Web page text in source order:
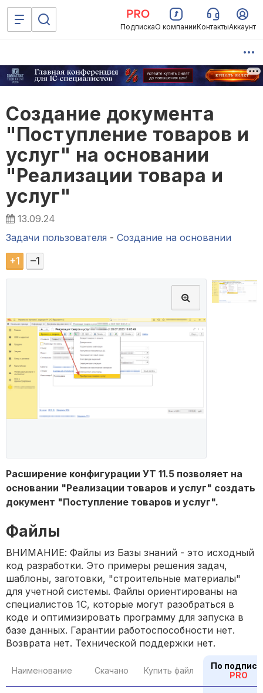
ПодпискаО компанииКонтактыАккаунт
Создание документа
"Поступление товаров и
услуг" на основании
"Реализации товара и
услуг"
13.09.24
Задачи пользователя - Создание на основании
+1 –1
Расширение конфигурации УТ 11.5 позволяет на
основании "Реализации товаров и услуг" создать
документ "Поступление товаров и услуг".
Файлы
ВНИМАНИЕ: Файлы из Базы знаний - это исходный
код разработки. Это примеры решения задач,
шаблоны, заготовки, "строительные материалы"
для учетной системы. Файлы ориентированы на
специалистов 1С, которые могут разобраться в
коде и оптимизировать программу для запуска в
базе данных. Гарантии работоспособности нет.
Возврата нет. Технической поддержки нет.
Наименование Скачано Купить файл
По
PRO